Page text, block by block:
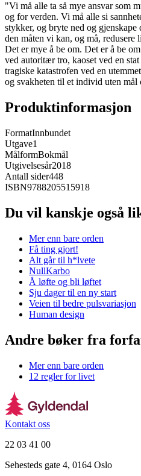
"Vi må alle ta så mye ansvar som
og for verden. Vi må alle si
stykker, og bryte ned og gjenskape
den måten vi kan, og må, redusere
Det er mye å be om. Det er å be
ved autoritær tro, kaoset ved en
tragiske katastrofen ved en
og svakheten til et individ uten mål
Produktinformasjon
FormatInnbundet
Utgave1
MålformBokmål
Utgivelsesår2018
Antall sider448
ISBN9788205515918
Du vil kanskje også
Mer enn bare orden
Få ting gjort!
Alt går til h*lvete
NullKarbo
Å løfte og bli løftet
Sju dager til en ny start
Veien til bedre pulsvariasjon
Human design
Andre bøker fra
Mer enn bare orden
12 regler for livet
Kontakt oss
22 03 41 00
Sehesteds gate 4, 0164 Oslo